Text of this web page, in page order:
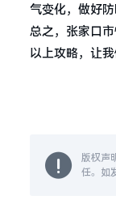
气变化，做好防
总之，张家口
以上攻略，让
版权声
任。如